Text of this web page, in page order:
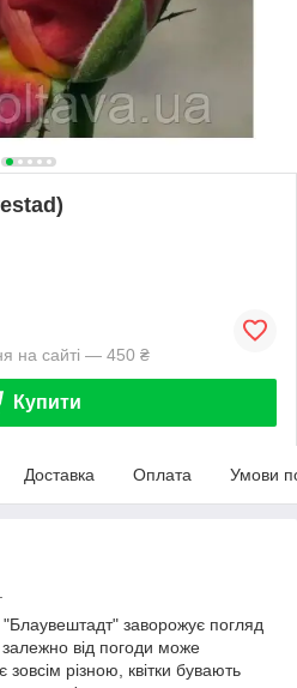
на сайті — 450 ₴
Купити
Доставка Оплата Умови
заворожує погляд
залежно від погоди може
різною, квітки бувають